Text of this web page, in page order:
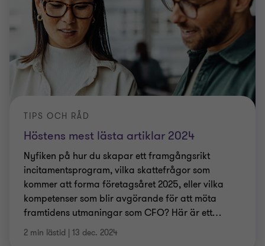
Höstens mest lästa artiklar 2024
TIPS OCH RÅD
Nyfiken på hur du skapar ett framgångsrikt
incitamentsprogram, vilka skattefrågor som
kommer att forma företagsåret 2025, eller vilka
kompetenser som blir avgörande för att möta
framtidens utmaningar som CFO? Här är ett…
2 min lästid | 13 dec. 2024